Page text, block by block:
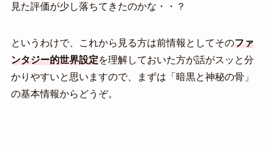
見た評価が少し落ちてきたのかな・・？
というわけで、これから見る方は前情報としてそのファ
ンタジー的世界設定を理解しておいた方が話がスッと分
かりやすいと思いますので、まずは「暗黒と神秘の骨」
の基本情報からどうぞ。